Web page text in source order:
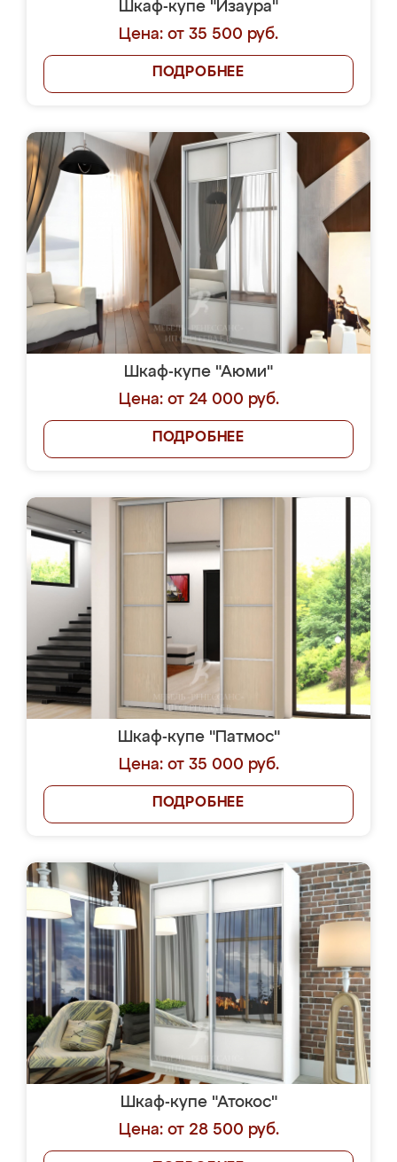
Шкаф-купе "Изаура"
Цена: от 35 500 руб.
ПОДРОБНЕЕ
Шкаф-купе "Аюми"
Цена: от 24 000 руб.
ПОДРОБНЕЕ
Шкаф-купе "Патмос"
Цена: от 35 000 руб.
ПОДРОБНЕЕ
Шкаф-купе "Атокос"
Цена: от 28 500 руб.